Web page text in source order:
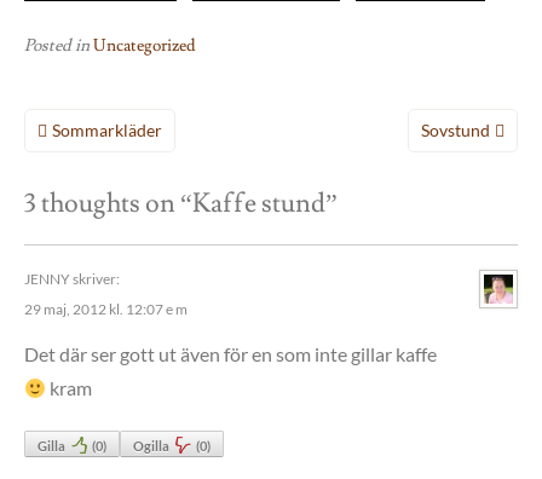
Posted inUncategorized
Inläggsnavigering
Sommarkläder Sovstund
3 thoughts on “Kaffe stund”
JENNYskriver:
29 maj, 2012 kl. 12:07 e m
Det där ser gott ut även för en som inte gillar kaffe
kram
Gilla (0) Ogilla (0)